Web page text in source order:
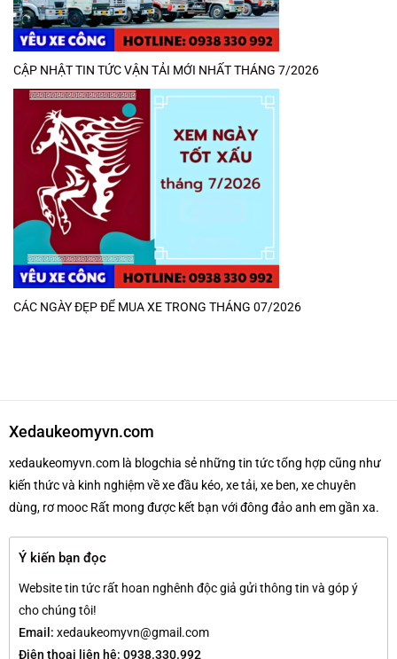
CẬP NHẬT TIN TỨC VẬN TẢI MỚI NHẤT THÁNG 7/2026
CÁC NGÀY ĐẸP ĐỂ MUA XE TRONG THÁNG 07/2026
Xedaukeomyvn.com
xedaukeomyvn.com là blogchia sẻ những tin tức tổng hợp cũng như
kiến thức và kinh nghiệm về xe đầu kéo, xe tải, xe ben, xe chuyên
dùng, rơ mooc Rất mong được kết bạn với đông đảo anh em gần xa.
Ý kiến bạn đọc
Website tin tức rất hoan nghênh độc giả gửi thông tin và góp ý
cho chúng tôi!
Email: xedaukeomyvn@gmail.com
Điện thoại liên hệ: 0938.330.992